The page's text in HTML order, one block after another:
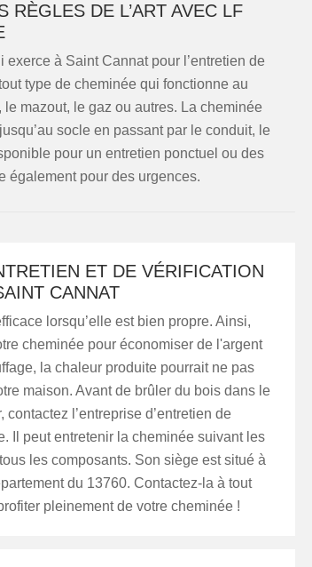
RÈGLES DE L’ART AVEC LF
à Saint Cannat pour l’entretien de
type de cheminée qui fonctionne au
mazout, le gaz ou autres. La cheminée
socle en passant par le conduit, le
pour un entretien ponctuel ou des
également pour des urgences.
ET DE VÉRIFICATION
CANNAT
lorsqu’elle est bien propre. Ainsi,
cheminée pour économiser de l'argent
la chaleur produite pourrait ne pas
maison. Avant de brûler du bois dans le
contactez l’entreprise d’entretien de
Il peut entretenir la cheminée suivant les
les composants. Son siège est situé à
du 13760. Contactez-la à tout
pleinement de votre cheminée !